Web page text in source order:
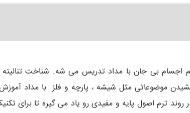
اجسام بی جان با مداد تدریس می شه. شناخت
موضوعاتی مثل شیشه ، پارچه و فلز با مداد
ترم اصول پایه و مفیدی رو یاد می گیره تا برای